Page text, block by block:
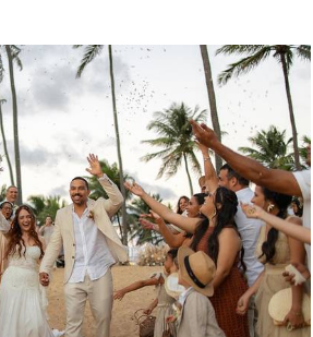
321 0